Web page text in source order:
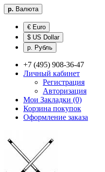
р. Валюта
€ Euro
$ US Dollar
р. Рубль
+7 (495) 908-36-47
Личный кабинет
Регистрация
Авторизация
Мои Закладки (0)
Корзина покупок
Оформление заказа